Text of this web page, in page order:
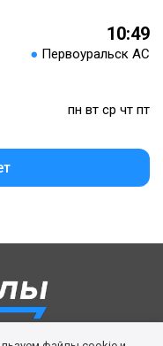
10:49
● Первоуральск АС
пн вт ср чт пт